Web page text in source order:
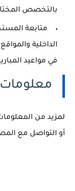
بالتخصص المختار
متابعة
الداخلية
في مواعيد
لمزيد من
أو التواصل مع